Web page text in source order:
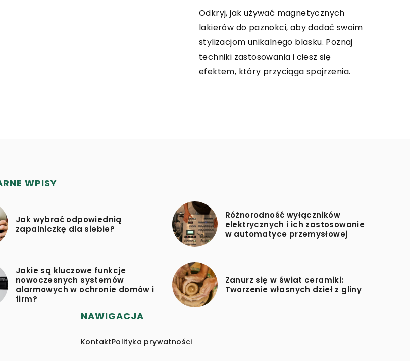
Odkryj, dlaczego internetowe sklepy
wędkarskie stają się coraz
popularniejsze. Zyskaj wartościową
wiedzę o szerokim wyborze akcesoriów,
Odkryj, jak używać magnetycznych
lakierów do paznokci, aby dodać swoim
stylizacjom unikalnego blasku. Poznaj
techniki zastosowania i ciesz się
efektem, który przyciąga spojrzenia.
Odkryj tajemnice wyboru idealnej
biżuterii na specjalne okazje. Dowiedz
się, jakie elementy warto zwrócić uwagę
przy wyborze luksusowych dodatków i
jakie trendy obecnie królują.
WPISY
Jak wybrać odpowiednią
zapalniczkę dla siebie?
Różnorodność wyłączników
elektrycznych i ich zastosowanie
w automatyce przemysłowej
Jakie są kluczowe funkcje
nowoczesnych systemów
alarmowych w ochronie domów i
firm?
Zanurz się w świat ceramiki:
Tworzenie własnych dzieł z gliny
NAWIGACJA
KontaktPolityka prywatności